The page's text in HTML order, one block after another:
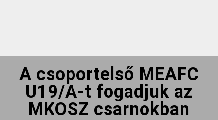
A csoportelső MEAFC
U19/A-t fogadjuk az
MKOSZ csarnokban